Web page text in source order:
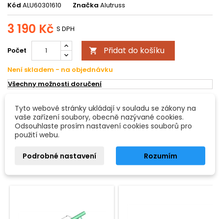
Kód ALU60301610 Značka Alutruss
3 190 Kč S DPH
Počet  Přidat do košíku
Není skladem - na objednávku
Všechny možnosti doručení
POPIS DETAILY PRODUKTU
Deco lock DQ3-500, rovný díl 0,5m
16 DALŠÍCH PRODUKTŮ VE STEJNÉ KATEGORII: <
Tyto webové stránky ukládají v souladu se zákony na
vaše zařízení soubory, obecně nazývané cookies.
Odsouhlaste prosím nastavení cookies souborů pro
použití webu.
Podrobné nastavení Rozumím